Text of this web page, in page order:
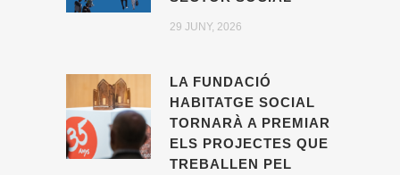
29 JUNY, 2026
LA FUNDACIÓ
HABITATGE SOCIAL
TORNARÀ A PREMIAR
ELS PROJECTES QUE
TREBALLEN PEL